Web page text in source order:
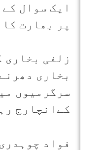
ایک سوال
پر بھارت
زلفی بخاری
بخاری
سرگرمیوں
کےانچارج
فواد